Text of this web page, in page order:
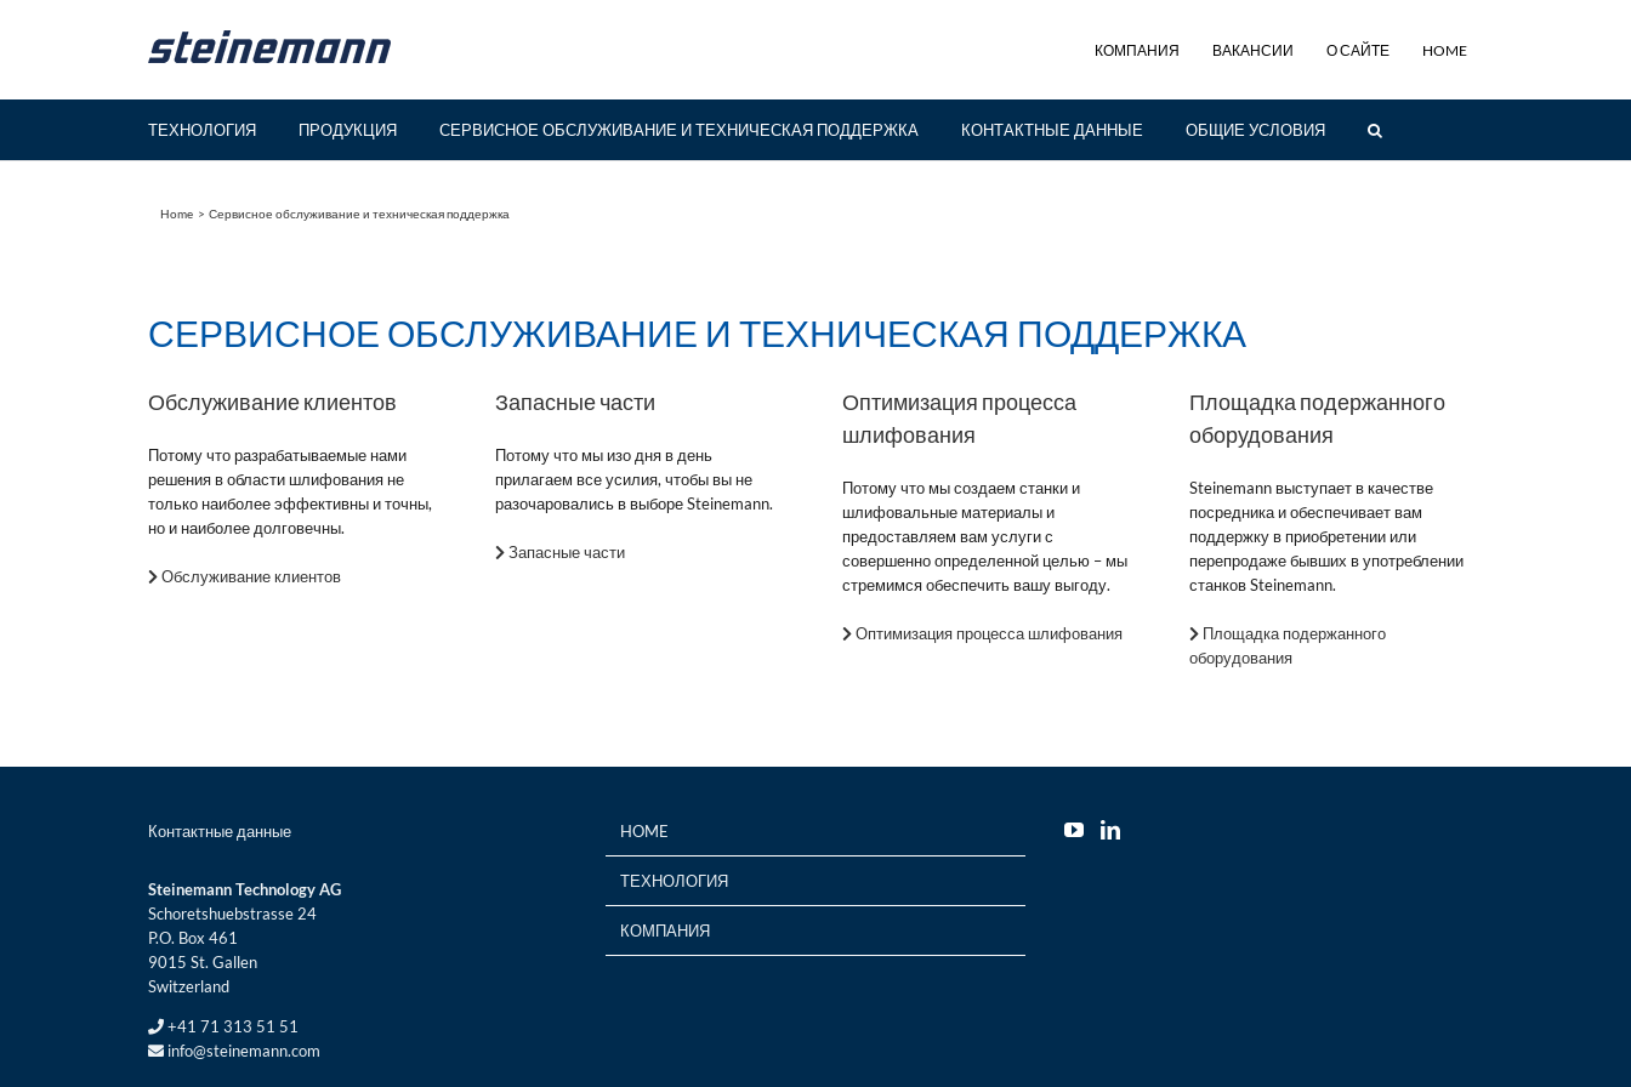
КОМПАНИЯ ВАКАНСИИ О САЙТЕ HOME
ТЕХНОЛОГИЯ ПРОДУКЦИЯ СЕРВИСНОЕ ОБСЛУЖИВАНИЕ И ТЕХНИЧЕСКАЯ ПОДДЕРЖКА КОНТАКТНЫЕ ДАННЫЕ ОБЩИЕ УСЛОВИЯ
Home Сервисное обслуживание и техническая поддержка
СЕРВИСНОЕ ОБСЛУЖИВАНИЕ И ТЕХНИЧЕСКАЯ ПОДДЕРЖКА
Обслуживание клиентов
Потому что разрабатываемые нами
решения в области шлифования не
только наиболее эффективны и точны,
но и наиболее долговечны.
Обслуживание клиентов
Запасные части
Потому что мы изо дня в день
прилагаем все усилия, чтобы вы не
разочаровались в выборе Steinemann.
Запасные части
Оптимизация процесса
шлифования
Потому что мы создаем станки и
шлифовальные материалы и
предоставляем вам услуги с
совершенно определенной целью – мы
стремимся обеспечить вашу выгоду.
Оптимизация процесса шлифования
Площадка подержанного
оборудования
Steinemann выступает в качестве
посредника и обеспечивает вам
поддержку в приобретении или
перепродаже бывших в употреблении
станков Steinemann.
Площадка подержанного
оборудования
Контактные данные
Steinemann Technology AG
Schoretshuebstrasse 24
P.O. Box 461
9015 St. Gallen
Switzerland
+41 71 313 51 51
info@steinemann.com
HOME
ТЕХНОЛОГИЯ
КОМПАНИЯ